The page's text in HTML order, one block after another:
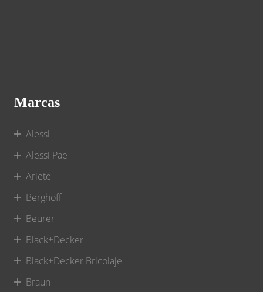
Marcas
Alessi
Alessi Pae
Ariete
Berghoff
Beurer
Black+Decker
Black+Decker Bricolaje
Braun